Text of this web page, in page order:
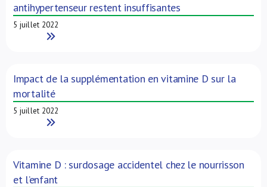
antihypertenseur restent insuffisantes
5 juillet 2022
Read More
Impact de la supplémentation en vitamine D sur la
mortalité
5 juillet 2022
Read More
Vitamine D : surdosage accidentel chez le nourrisson
et l’enfant